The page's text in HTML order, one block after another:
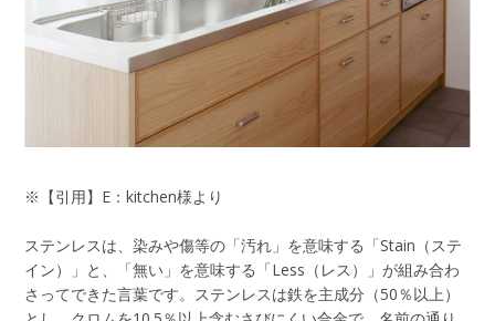
※【引用】E：kitchen様より
ステンレスは、染みや傷等の「汚れ」を意味する「Stain（ステ
イン）」と、「無い」を意味する「Less（レス）」が組み合わ
さってできた言葉です。ステンレスは鉄を主成分（50％以上）